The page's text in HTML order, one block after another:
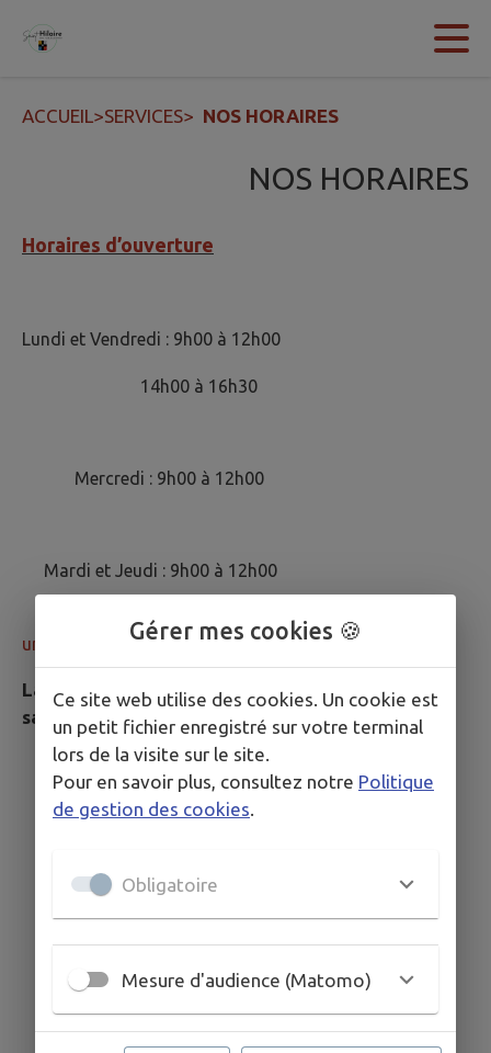
Contenu
ACCUEIL>SERVICES> NOS HORAIRES
NOS HORAIRES
Horaires d’ouverture
Lundi et Vendredi : 9h00 à 12h00
14h00 à 16h30
Mercredi : 9h00 à 12h00
Mardi et Jeudi : 9h00 à 12h00
14h00 à 16h30
(Accueil téléphonique
uniquement)
La mairie et l’agence postale seront fermées les
samedis.
Gérer mes cookies 🍪
Ce site web utilise des cookies. Un cookie est
un petit fichier enregistré sur votre terminal
lors de la visite sur le site.
Pour en savoir plus, consultez notre Politique
de gestion des cookies.
Obligatoire
Mesure d'audience (Matomo)